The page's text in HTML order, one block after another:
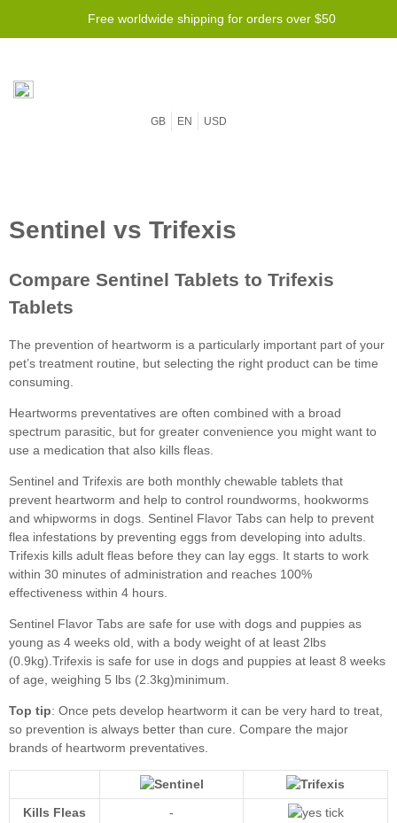
Free worldwide shipping for orders over $50
GB EN USD
Top tip
Compare the major
brands of heartworm preventatives
Kills Fleas
-